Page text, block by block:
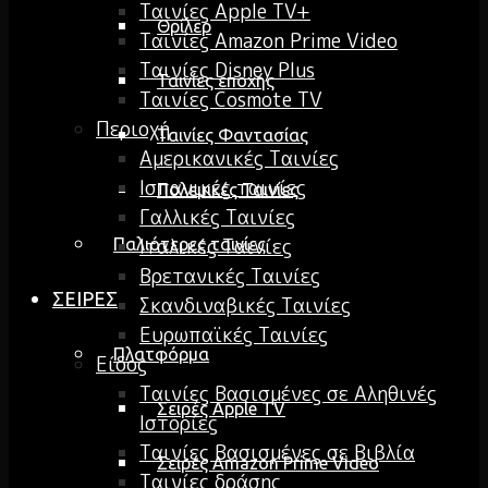
Θρίλερ
Ταινίες εποχής
Ταινίες Φαντασίας
Πολεμικές Ταινίες
Παλιότερες ταινίες
ΣΕΙΡΕΣ
Πλατφόρμα
Σειρές Apple TV
Σειρές Amazon Prime Video
Ταινίες Apple TV+
Ταινίες Amazon Prime Video
Ταινίες Disney Plus
Ταινίες Cosmote TV
Περιοχή
Αμερικανικές Ταινίες
Ισπανικές ταινίες
Γαλλικές Ταινίες
Ιταλικές Ταινίες
Βρετανικές Ταινίες
Σκανδιναβικές Ταινίες
Ευρωπαϊκές Ταινίες
Είδος
Ταινίες Βασισμένες σε Αληθινές
Ιστορίες
Ταινίες Βασισμένες σε Βιβλία
Ταινίες δράσης